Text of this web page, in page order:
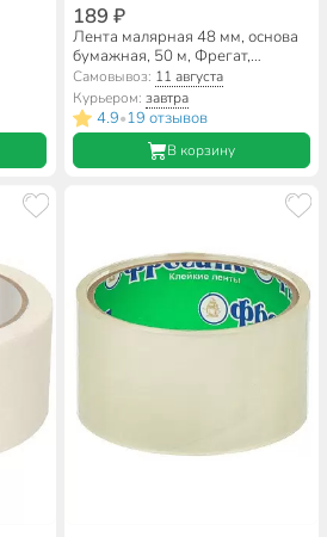
189 ₽
Лента малярная 48 мм, основа
бумажная, 50 м, Фрегат,
крепированная, КР10б
Самовывоз: 11 августа
Курьером: завтра
4.9•19 отзывов
В корзину